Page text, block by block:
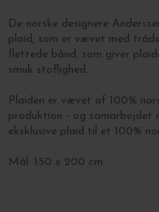
De norske designere
plaid, som er vævet med
flettede bånd, som giver
smuk stoflighed.
Plaiden er vævet af 100%
produktion - og samarbejdet
eksklusive plaid til et 100%
Mål: 150 x 200 cm.